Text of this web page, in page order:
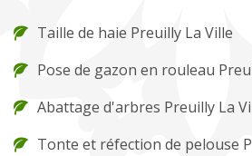
Taille de haie Preuilly La Ville
Pose de gazon en rouleau
Abattage d'arbres Preuilly La
Tonte et réfection de pelouse